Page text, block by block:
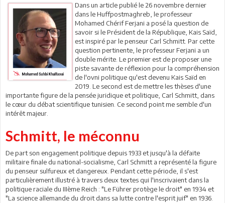
Dans un article publié le 26 novembre dernier
dans le Huffpostmaghreb, le professeur
Mohamed Chérif Ferjani a posé la question de
savoir si le Président de la République, Kais Saïd,
est inspiré par le penseur Carl Schmitt. Par cette
question pertinente, le professeur Ferjani a un
double mérite. Le premier est de proposer une
piste savante de réflexion pour la compréhension
de l'ovni politique qu'est devenu Kais Saïd en
2019. Le second est de mettre les thèses d'une
importante figure de la pensée juridique et politique, Carl Schmitt, dans
le cœur du débat scientifique tunisien. Ce second point me semble d'un
intérêt majeur.
Schmitt, le méconnu
De part son engagement politique depuis 1933 et jusqu'à la défaite
militaire finale du national-socialisme, Carl Schmitt a représenté la figure
du penseur sulfureux et dangereux. Pendant cette période, il s'est
particulièrement illustré à travers deux textes qui l'inscrivaient dans la
politique raciale du IIIème Reich : "Le Führer protège le droit" en 1934 et
"La science allemande du droit dans sa lutte contre l'esprit juif" en 1936.